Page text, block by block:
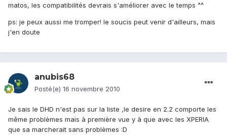
matos, les compatibilités devrais s'améliorer avec le temps ^^
ps: je peux aussi me tromper! le soucis peut venir d'ailleurs, mais
j'en doute
anubis68
Posté(e) 16 novembre 2010
Je sais le DHD n'est pas sur la liste ,le desire en 2.2 comporte les
même problèmes mais à première vue y à que avec les XPERIA
que sa marcherait sans problèmes :D